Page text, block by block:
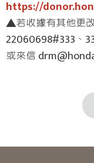
https://
▲若收據有其他更
22060698#333、
或來信